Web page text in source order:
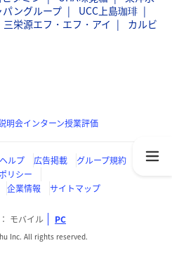
パングループ
UCC上島珈琲
三栄源エフ・エフ・アイ
カルビ
明会インターン授業評価
ヘルプ 広告掲載
グループ規約
リシー
企業情報 サイトマップ
モバイル PC
Inc. All rights reserved.